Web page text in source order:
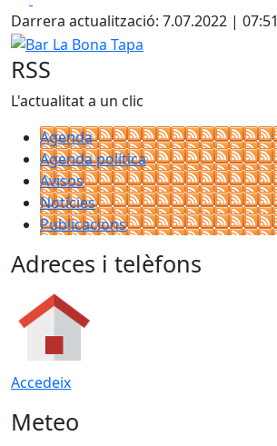
+
−
Darrera actualització: 7.07.2022 | 07:51
Bar La Bona Tapa
RSS
L'actualitat a un clic
Agenda
Agenda política
Avisos
Notícies
Publicacions
Adreces i telèfons
Accedeix
Meteo